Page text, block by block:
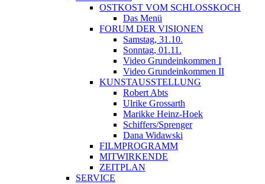
OSTKOST VOM SCHLOSSKOCH
Das Menü
FORUM DER VISIONEN
Samstag, 31.10.
Sonntag, 01.11.
Video Grundeinkommen I
Video Grundeinkommen II
KUNSTAUSSTELLUNG
Robert Abts
Ulrike Grossarth
Marikke Heinz-Hoek
Schiffers/Sprenger
Dana Widawski
FILMPROGRAMM
MITWIRKENDE
ZEITPLAN
SERVICE